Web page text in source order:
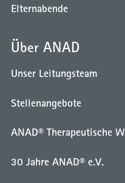
Elternabende
Über ANAD
Unser Leitungsteam
Stellenangebote
ANAD® Therapeutische
30 Jahre ANAD® e.V.